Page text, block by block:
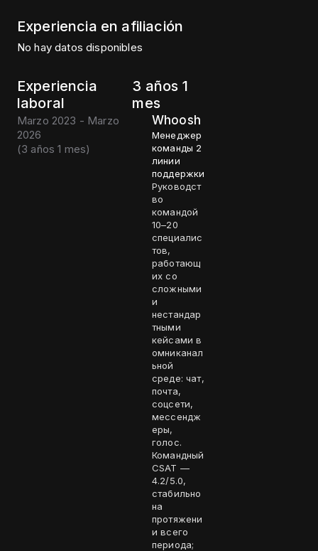
Experiencia en afiliación
No hay datos disponibles
Experiencia
laboral
3 años 1
mes
Marzo 2023 - Marzo
2026
(3 años 1 mes)
Whoosh
Менеджер
команды 2
линии
поддержки
Руководст
во
командой
10–20
специалис
тов,
работающ
их со
сложными
и
нестандар
тными
кейсами в
омниканал
ьной
среде: чат,
почта,
соцсети,
мессендж
еры,
голос.
Командный
CSAT —
4.2/5.0,
стабильно
на
протяжени
и всего
периода;